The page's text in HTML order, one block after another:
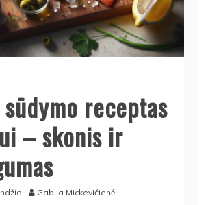
receptas
– skonis ir
Gabija Mickevičienė